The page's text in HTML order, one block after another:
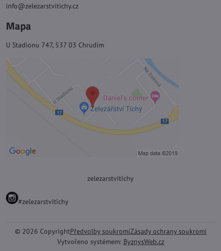
info@zelezarstvitichy.cz
Mapa
U Stadionu 747, 537 03 Chrudim
zelezarstvitichy
#zelezarstvitichy
© 2026 CopyrightPředvolby soukromíZásady ochrany soukromí
Vytvořeno systémem: ByznysWeb.cz